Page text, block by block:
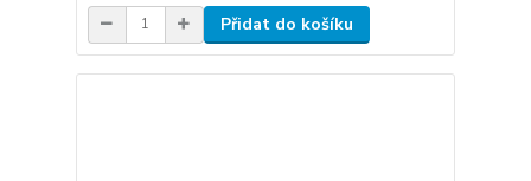
Přidat do košíku